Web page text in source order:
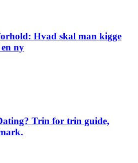
Hvad skal man kigge
ny
Trin for trin guide,